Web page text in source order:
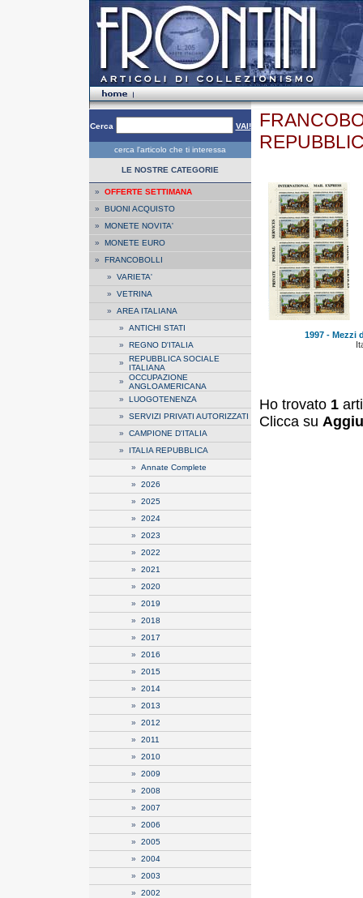
Cerca VAI!
cerca l'articolo che ti interessa
LE NOSTRE CATEGORIE
» OFFERTE SETTIMANA
» BUONI ACQUISTO
» MONETE NOVITA'
» MONETE EURO
» FRANCOBOLLI
» VARIETA'
» VETRINA
» AREA ITALIANA
» ANTICHI STATI
» REGNO D'ITALIA
» REPUBBLICA SOCIALE
ITALIANA
» OCCUPAZIONE
ANGLOAMERICANA
» LUOGOTENENZA
» SERVIZI PRIVATI AUTORIZZATI
» CAMPIONE D'ITALIA
» ITALIA REPUBBLICA
» Annate Complete
» 2026
» 2025
» 2024
» 2023
» 2022
» 2021
» 2020
» 2019
» 2018
» 2017
» 2016
» 2015
» 2014
» 2013
» 2012
» 2011
» 2010
» 2009
» 2008
» 2007
» 2006
» 2005
» 2004
» 2003
» 2002
1997 - Mezzi
Ho trovato 1
Clicca su